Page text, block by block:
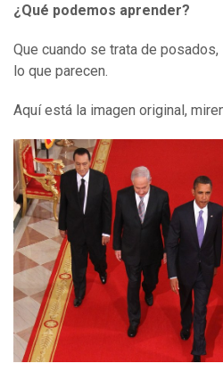
¿Qué podemos aprender?
Que cuando se trata de
lo que parecen.
Aquí está la imagen original,